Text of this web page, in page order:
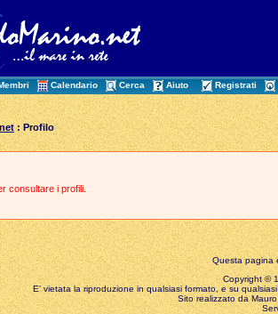
Calendario Cerca Aiuto Registrati
: Profilo
consultare i profili.
Questa pagina
Copyright ©
E' vietata la riproduzione in qualsiasi formato, e su
Sito realizzato da